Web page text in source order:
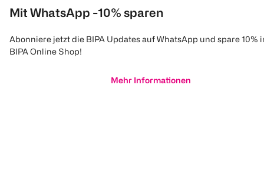
Mit WhatsApp -10% sparen
Abonniere jetzt die BIPA Updates auf WhatsApp und spare 10%
BIPA Online Shop!
Mehr Informationen